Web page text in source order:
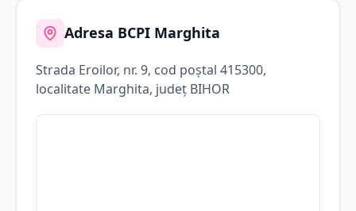
Adresa BCPI Marghita
Strada Eroilor, nr. 9, cod poștal 415300,
localitate Marghita, județ BIHOR